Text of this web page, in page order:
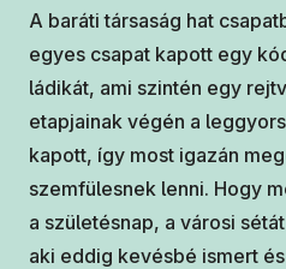
A baráti társaság hat
egyes csapat kapott egy
ládikát, ami szintén egy
etapjainak végén a
kapott, így most igazán
szemfülesnek lenni. Hogy
a születésnap, a városi
aki eddig kevésbé ismert